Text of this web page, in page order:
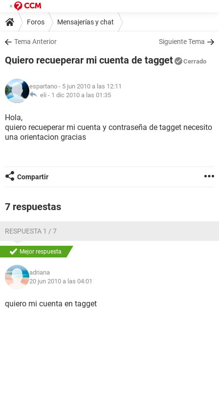
Foros Mensajerías y chat
Tema Anterior Siguiente Tema
Quiero recueperar mi cuenta de tagget Cerrado
espartano - 5 jun 2010 a las 12:11
eli - 1 dic 2010 a las 01:35
Hola,
quiero recueperar mi cuenta y contraseña de tagget necesito
una orientacion gracias
Compartir
7 respuestas
RESPUESTA 1 / 7
Mejor respuesta
adriana
20 jun 2010 a las 04:01
quiero mi cuenta en tagget